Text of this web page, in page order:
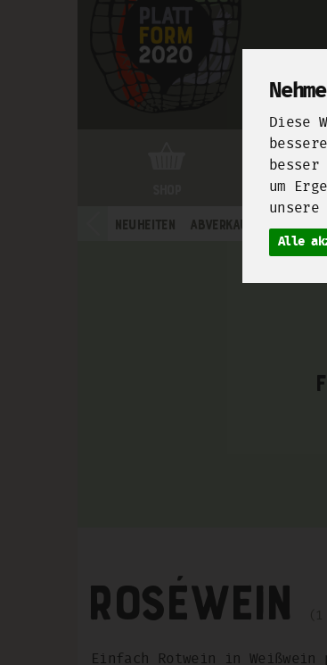
Diese
um
Alle
Neuheiten Abverkauf Obst
Roséwein
Einfach Rotwein in